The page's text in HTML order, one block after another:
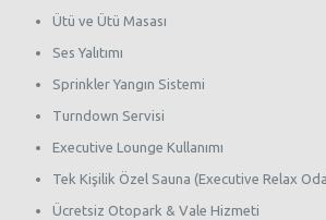
Ütü ve Ütü Masası
Ses Yalıtımı
Sprinkler Yangın Sistemi
Turndown Servisi
Executive Lounge Kullanımı
Tek Kişilik Özel Sauna (Executive Relax
Ücretsiz Otopark & Vale Hizmeti